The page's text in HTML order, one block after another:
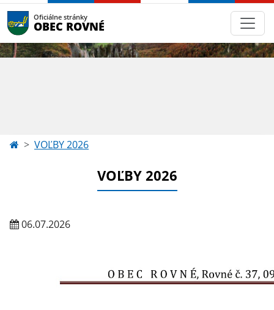
Oficiálne stránky
OBEC ROVNÉ
VOĽBY 2026
VOĽBY 2026
06.07.2026